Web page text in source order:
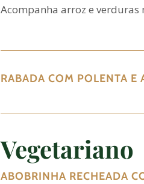
Acompanha arroz e verduras
RABADA COM POLENTA E
Vegetariano
ABOBRINHA RECHEADA